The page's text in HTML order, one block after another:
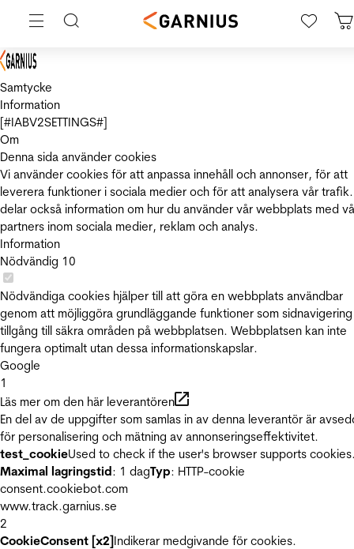
Samtycke
Information
[#IABV2SETTINGS#]
Om
Denna sida använder cookies
Vi använder cookies för att anpassa innehåll och annonser, för att
leverera funktioner i sociala medier och för att analysera vår
delar också information om hur du använder vår webbplats med
partners inom sociala medier, reklam och analys.
Information
Nödvändig 10
Nödvändiga cookies hjälper till att göra en webbplats användbar
genom att möjliggöra grundläggande funktioner som
tillgång till säkra områden på webbplatsen. Webbplatsen kan inte
fungera optimalt utan dessa informationskapslar.
Google
1
Läs mer om den här leverantören
En del av de uppgifter som samlas in av denna leverantör är
för personalisering och mätning av annonseringseffektivitet.
test_cookieUsed to check if the user's browser supports
Maximal lagringstid: 1 dagTyp: HTTP-cookie
consent.cookiebot.com
www.track.garnius.se
2
CookieConsent [x2]Indikerar medgivande för cookies.